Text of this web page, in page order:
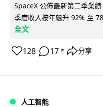
SpaceX 公佈最新第二季業
季度收入按年飆升 92% 至
全文
128 17 ↗ 分享
人工智能